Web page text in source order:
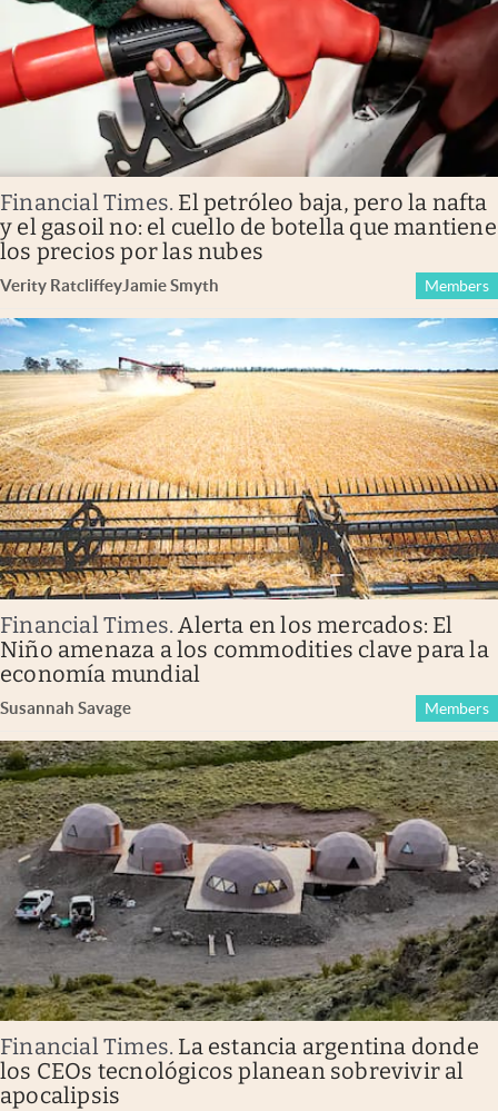
Financial Times. El petróleo baja, pero la nafta
y el gasoil no: el cuello de botella que mantiene
los precios por las nubes
Verity RatcliffeyJamie Smyth Members
Financial Times. Alerta en los mercados: El
Niño amenaza a los commodities clave para la
economía mundial
Susannah Savage Members
Financial Times. La estancia argentina donde
los CEOs tecnológicos planean sobrevivir al
apocalipsis